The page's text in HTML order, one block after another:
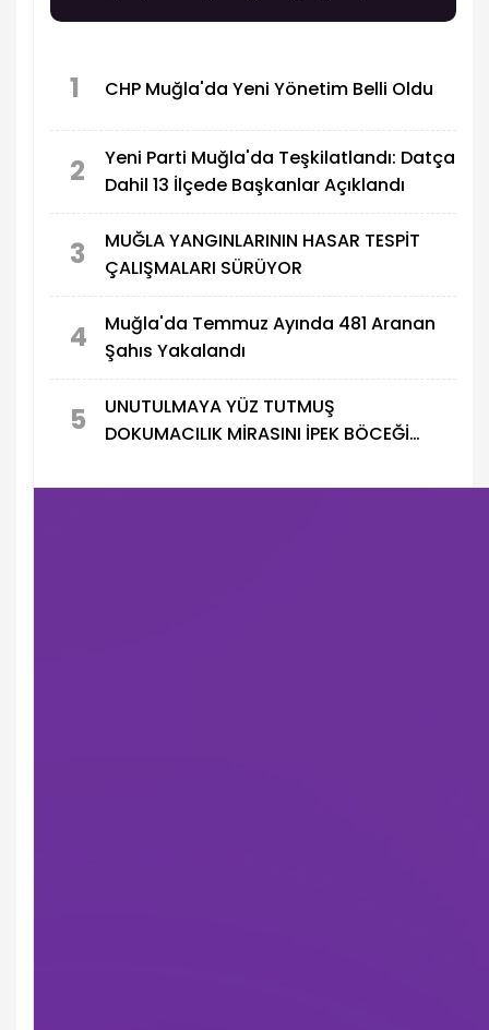
1 CHP Muğla'da Yeni Yönetim Belli Oldu
2
Yeni Parti Muğla'da Teşkilatlandı: Datça
Dahil 13 İlçede Başkanlar Açıklandı
3
MUĞLA YANGINLARININ HASAR TESPİT
ÇALIŞMALARI SÜRÜYOR
4
Muğla'da Temmuz Ayında 481 Aranan
Şahıs Yakalandı
5
UNUTULMAYA YÜZ TUTMUŞ
DOKUMACILIK MİRASINI İPEK BÖCEĞİ